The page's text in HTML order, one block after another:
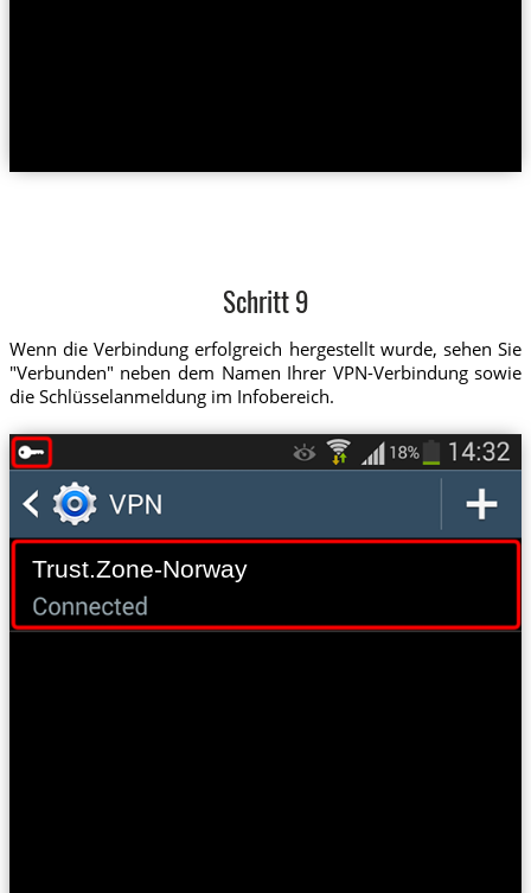
Schritt 9
Wenn die Verbindung erfolgreich hergestellt wurde, sehen Sie
"Verbunden" neben dem Namen Ihrer VPN-Verbindung sowie
die Schlüsselanmeldung im Infobereich.
Trust.Zone-Norway